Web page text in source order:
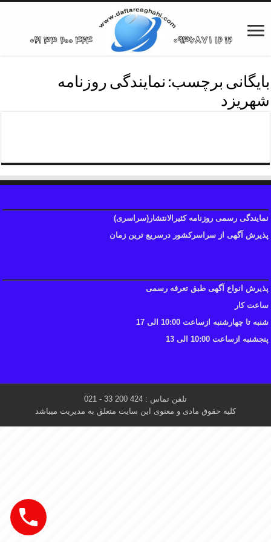
بایگانی برچسب: نمایندگی روزنامه
شهریزد
نمایندگی رسمی روزنامه کثیرالانتشار(سراسری)
پذیرش آگهی از سراسرکشور درسریع ترین زمان
پذیرش انواع آگهی طبق تعرفه رسمی
ساعت کار
شنبه تا چهارشنبه ازساعت 10:00 الی 17
پنجشنبه ازساعت 10:00 الی 13
تلفن تماس : 424 200 33 - 021
کلیه حقوق مادی و معنوی این سایت متعلق به مدیریت میباشد